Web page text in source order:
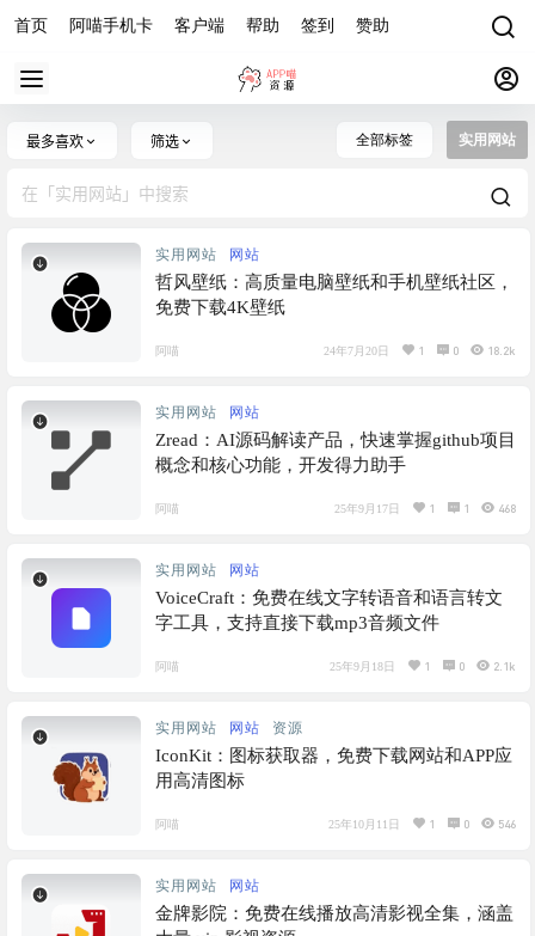
首页 阿喵手机卡 客户端 帮助 签到 赞助
最多喜欢 筛选 全部标签 实用网站
实用网站 网站
哲风壁纸：高质量电脑壁纸和手机壁纸社区，
免费下载4K壁纸
阿喵 24年7月20日 1 0 18.2k
实用网站 网站
Zread：AI源码解读产品，快速掌握github项目
概念和核心功能，开发得力助手
阿喵 25年9月17日 1 1 468
实用网站 网站
VoiceCraft：免费在线文字转语音和语言转文
字工具，支持直接下载mp3音频文件
阿喵 25年9月18日 1 0 2.1k
实用网站 网站 资源
IconKit：图标获取器，免费下载网站和APP应
用高清图标
阿喵 25年10月11日 1 0 546
实用网站 网站
金牌影院：免费在线播放高清影视全集，涵盖